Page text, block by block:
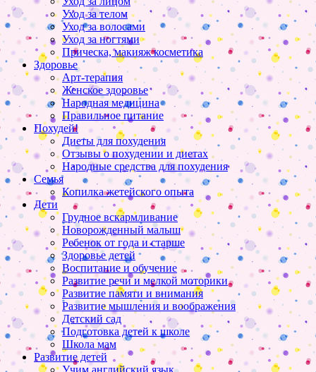
Уход за телом
Уход за волосами
Уход за ногтями
Прическа, макияж косметика
Здоровье
Арт-терапия
Женское здоровье
Народная медицина
Правильное питание
Похудей!
Диеты для похудения
Отзывы о похудении и диетах
Народные средства для похудения
Семья
Копилка жетейского опыта
Дети
Грудное вскармливание
Новорожденный малыш
Ребенок от года и старше
Здоровье детей
Воспитание и обучение
Развитие речи и мелкой моторики
Развитие памяти и внимания
Развитие мышления и воображения
Детский сад
Подготовка детей к школе
Школа мам
Развитие детей
Учим английский язык